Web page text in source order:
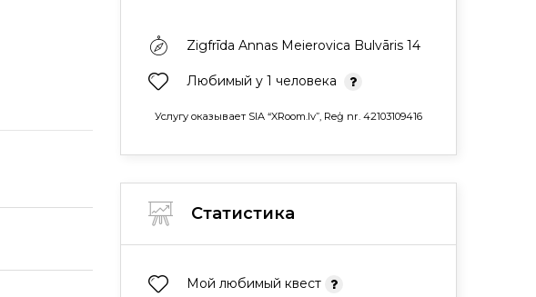
Zigfrīda Annas Meierovica Bulvāris 14
Любимый у 1 человека
Услугу оказывает SIA “XRoom.lv”, Reģ nr. 42103109416
Статистика
Мой любимый квест